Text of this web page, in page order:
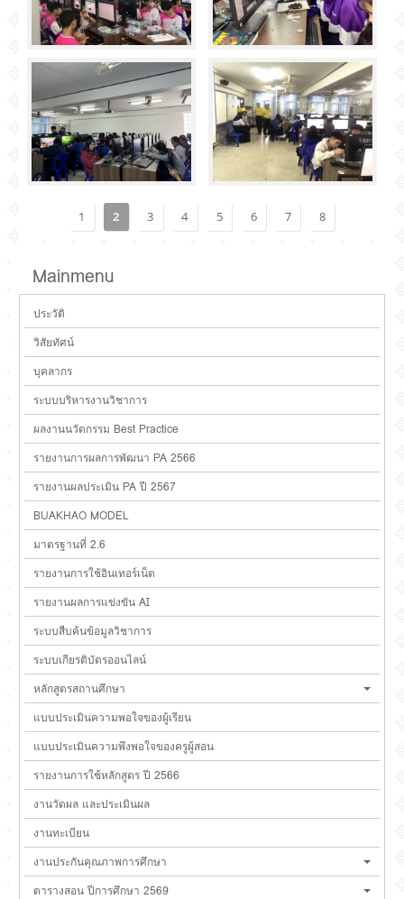
1 2 3 4 5 6 7 8
Mainmenu
ประวัติ
วิสัยทัศน์
บุคลากร
ระบบบริหารงานวิชาการ
ผลงานนวัตกรรม Best Practice
รายงานการผลการพัฒนา PA 2566
รายงานผลประเมิน PA ปี 2567
BUAKHAO MODEL
มาตรฐานที่ 2.6
รายงานการใช้อินเทอร์เน็ต
รายงานผลการแข่งขัน AI
ระบบสืบค้นข้อมูลวิชาการ
ระบบเกียรติบัตรออนไลน์
หลักสูตรสถานศึกษา
แบบประเมินความพอใจของผู้เรียน
แบบประเมินความพึงพอใจของครูผู้สอน
รายงานการใช้หลักสูตร ปี 2566
งานวัดผล และประเมินผล
งานทะเบียน
งานประกันคุณภาพการศึกษา
ตารางสอน ปีการศึกษา 2569